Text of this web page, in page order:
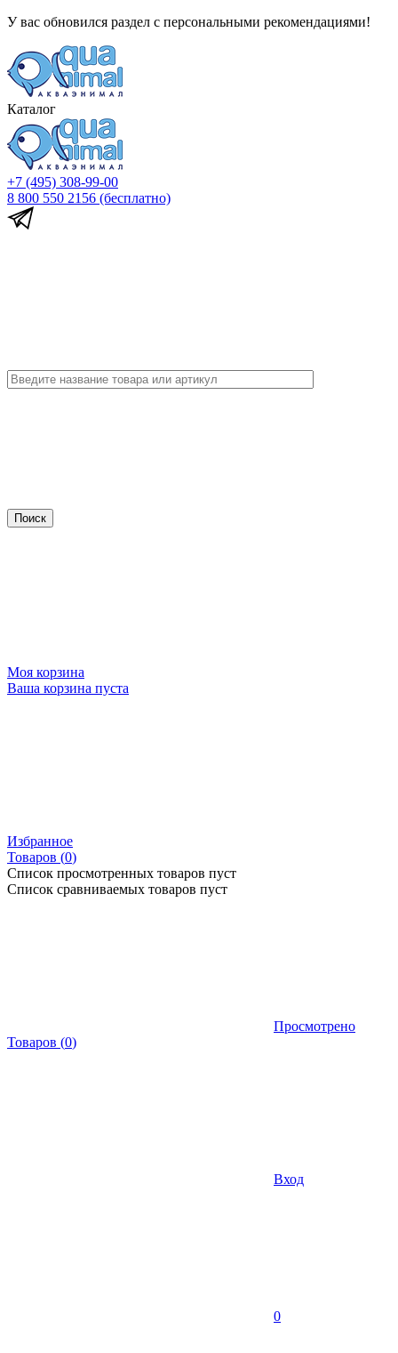
У вас обновился раздел с персональными рекомендациями!
Каталог
+7 (495) 308-99-00
8 800 550 2156 (бесплатно)
Моя корзина
Ваша корзина пуста
Избранное
Товаров (0)
Список просмотренных товаров пуст
Список сравниваемых товаров пуст
Просмотрено
Товаров (0)
Вход
0